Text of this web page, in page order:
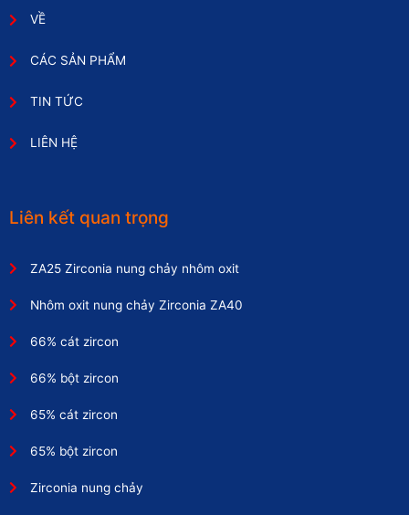
VỀ
CÁC SẢN PHẨM
TIN TỨC
LIÊN HỆ
Liên kết quan trọng
ZA25 Zirconia nung chảy nhôm oxit
Nhôm oxit nung chảy Zirconia ZA40
66% cát zircon
66% bột zircon
65% cát zircon
65% bột zircon
Zirconia nung chảy